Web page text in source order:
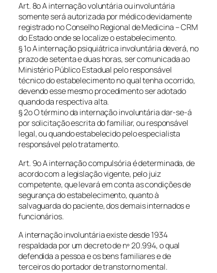
Art. 8o A internação voluntária ou involuntária
somente será autorizada por médico devidamente
registrado no Conselho Regional de Medicina – CRM
do Estado onde se localize o estabelecimento.
§ 1o A internação psiquiátrica involuntária deverá, no
prazo de setenta e duas horas, ser comunicada ao
Ministério Público Estadual pelo responsável
técnico do estabelecimento no qual tenha ocorrido,
devendo esse mesmo procedimento ser adotado
quando da respectiva alta.
§ 2o O término da internação involuntária dar-se-á
por solicitação escrita do familiar, ou responsável
legal, ou quando estabelecido pelo especialista
responsável pelo tratamento.
Art. 9o A internação compulsória é determinada, de
acordo com a legislação vigente, pelo juiz
competente, que levará em conta as condições de
segurança do estabelecimento, quanto à
salvaguarda do paciente, dos demais internados e
funcionários.
A internação involuntária existe desde 1934
respaldada por um decreto de nº 20.994, o qual
defendida a pessoa e os bens familiares e de
terceiros do portador de transtorno mental.